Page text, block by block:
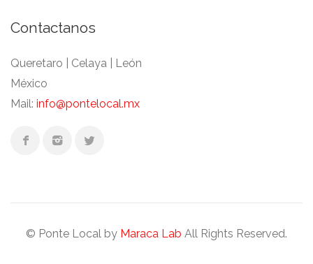
Contactanos
Queretaro | Celaya | León
México
Mail: info@pontelocal.mx
© Ponte Local by Maraca Lab All Rights Reserved.